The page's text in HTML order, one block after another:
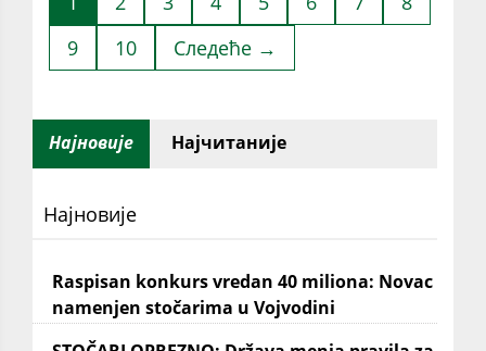
9
10 Следеће →
Најновије Најчитаније
Најновије
Raspisan konkurs vredan 40 miliona: Novac
namenjen stočarima u Vojvodini